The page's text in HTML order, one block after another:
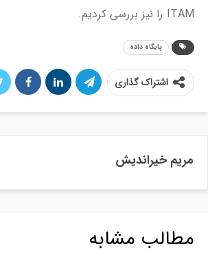
ITAM را نیز بررسی کردیم.
پایگاه داده
اشتراک گذاری
مریم خیراندیش
مطالب مشابه